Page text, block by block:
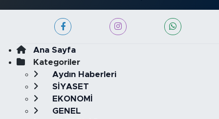
Ana Sayfa
Kategoriler
Aydın Haberleri
SİYASET
EKONOMİ
GENEL